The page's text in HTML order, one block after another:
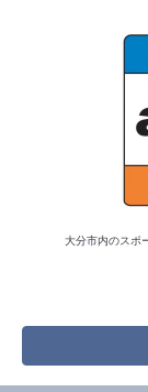
大分市内のスポ